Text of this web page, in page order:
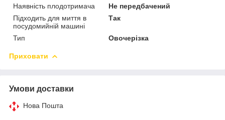
Наявність плодотримача
Не передбачений
Підходить для миття в
посудомийній машині
Так
Тип Овочерізка
Приховати
Умови доставки
Нова Пошта